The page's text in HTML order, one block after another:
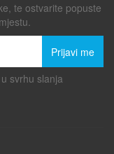
te ostvarite popuste
Prijavi me
svrhu slanja